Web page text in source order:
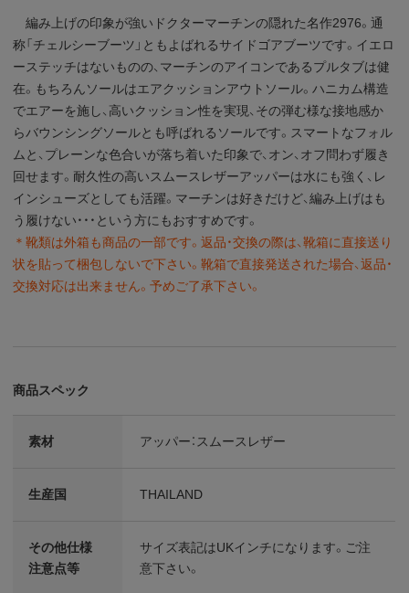
編み上げの印象が強いドクターマーチンの隠れた名作2976。通
称「チェルシーブーツ」ともよばれるサイドゴアブーツです。イエロ
ーステッチはないものの、マーチンのアイコンであるプルタブは健
在。もちろんソールはエアクッションアウトソール。ハニカム構造
でエアーを施し、高いクッション性を実現、その弾む様な接地感か
らバウンシングソールとも呼ばれるソールです。スマートなフォル
ムと、プレーンな色合いが落ち着いた印象で、オン、オフ問わず履き
回せます。耐久性の高いスムースレザーアッパーは水にも強く、レ
インシューズとしても活躍。マーチンは好きだけど、編み上げはも
う履けない・・・という方にもおすすめです。
＊靴類は外箱も商品の一部です。返品・交換の際は、靴箱に直接送り
状を貼って梱包しないで下さい。靴箱で直接発送された場合、返品・
交換対応は出来ません。予めご了承下さい。
商品スペック
素材 アッパー：スムースレザー
生産国 THAILAND
その他仕様
注意点等
サイズ表記はUKインチになります。ご注
意下さい。